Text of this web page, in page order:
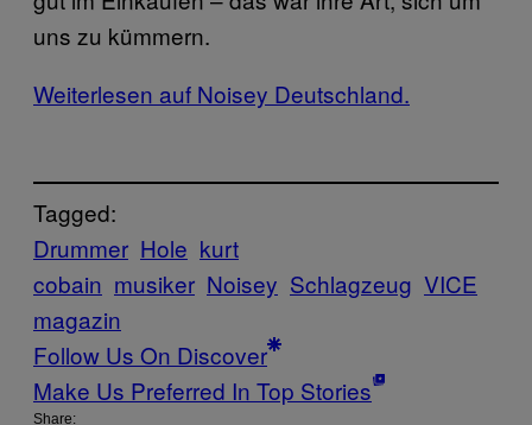
uns zu kümmern.
Weiterlesen auf Noisey Deutschland.
Tagged:
Drummer Hole kurt
cobain musiker Noisey Schlagzeug VICE
magazin
Follow Us On Discover
Make Us Preferred In Top Stories
Share: